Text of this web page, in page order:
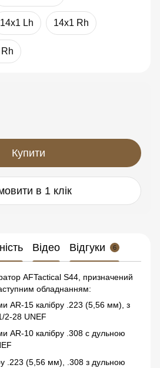
14x1 Lh 14x1 Rh
Купити
в 1 клік
Відео Відгуки 6
AFTactical S44, призначений
обладнанням:
AR-15 калібру .223 (5,56 мм), з
2-28 UNEF
AR-10 калібру .308 с дульною
.223 (5,56 мм), .308 з дульною